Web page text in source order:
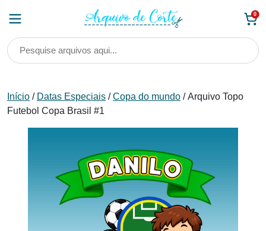
0
Início / Datas Especiais /Copa do mundo / Arquivo Topo
Futebol Copa Brasil #1